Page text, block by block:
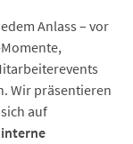
Anlass – vor
Wir präsentieren
auf